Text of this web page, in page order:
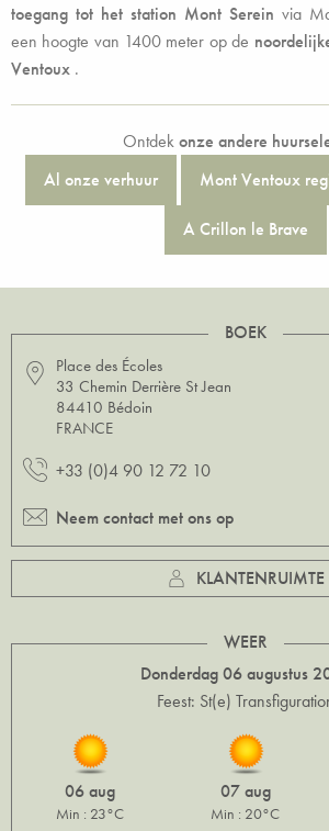
toegang tot het station Mont Serein via
een hoogte van 1400 meter op de
Ventoux .
Ontdekonze andere
Al onze verhuur
Mont Ventoux
A Crillon le Brave
BOEK
Place des Écoles
33 Chemin Derrière St Jean
84410 Bédoin
FRANCE
+33 (0)4 90 12 72 10
Neem contact met ons op
KLANTENRUIMTE
WEER
Donderdag 06 augustus
Feest: St(e)
06 aug
Min : 23°C
07 aug
Min : 20°C